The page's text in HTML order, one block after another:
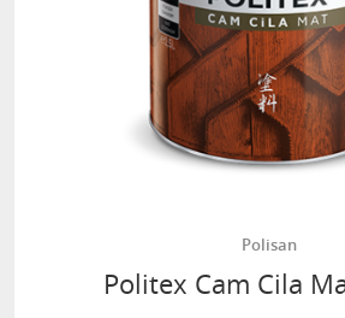
Polisan
Politex Cam Cila